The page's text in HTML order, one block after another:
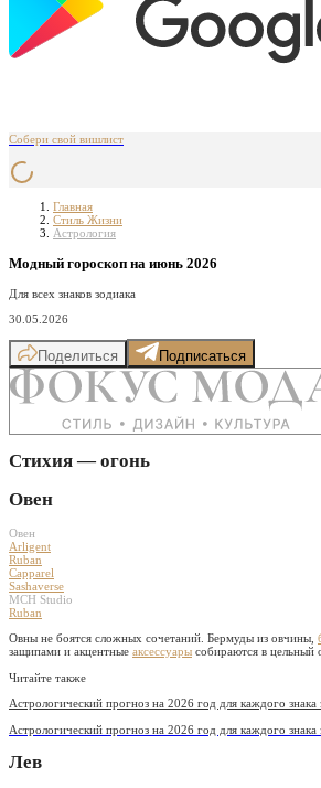
Собери свой вишлист
Главная
Стиль Жизни
Астрология
Модный гороскоп на июнь 2026
Для всех знаков зодиака
30.05.2026
Поделиться Подписаться
Стихия — огонь
Овен
Овен
Arligent
Ruban
Capparel
Sashaverse
MCH Studio
Ruban
Овны не боятся сложных сочетаний. Бермуды из овчины,
защипами и акцентные аксессуары собираются в цельный
Читайте также
Астрологический прогноз на 2026 год для каждого знака
Астрологический прогноз на 2026 год для каждого знака
Лев